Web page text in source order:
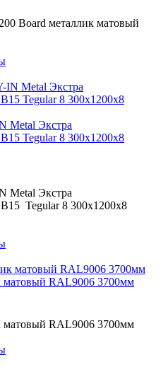
Board металлик матовый
Metal Экстра
Tegular 8 300x1200x8
Metal Экстра
Tegular 8 300x1200x8
RAL9006 3700мм
RAL9006 3700мм